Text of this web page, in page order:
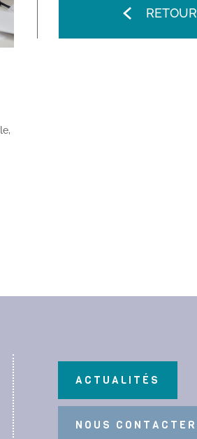
RETOUR
ACTUALITÉS
NOUS CONTACTER